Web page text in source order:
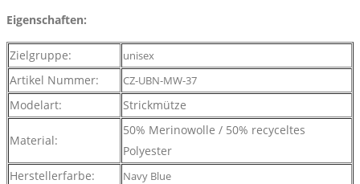
Eigenschaften:
Zielgruppe: unisex
Artikel Nummer: CZ-UBN-MW-37
Modelart: Strickmütze
Material:
50% Merinowolle / 50% recyceltes
Polyester
Herstellerfarbe:
Navy Blue